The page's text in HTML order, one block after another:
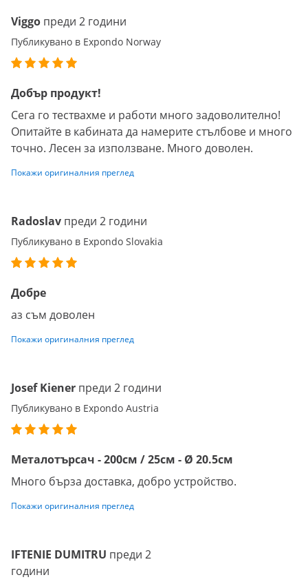
Viggo преди 2 години
Публикувано в Expondo Norway
Добър продукт!
Сега го тествахме и работи много задоволително!
Опитайте в кабината да намерите стълбове и много
точно. Лесен за използване. Много доволен.
Покажи оригиналния преглед
Radoslav преди 2 години
Публикувано в Expondo Slovakia
Добре
аз съм доволен
Покажи оригиналния преглед
Josef Kiener преди 2 години
Публикувано в Expondo Austria
Металотърсач - 200см / 25см - Ø 20.5см
Много бърза доставка, добро устройство.
Покажи оригиналния преглед
IFTENIE DUMITRU преди 2
години